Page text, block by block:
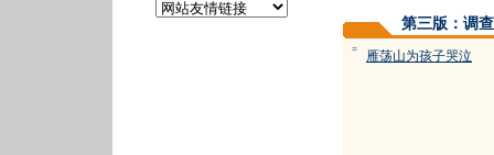
第三版：调查
= 雁荡山为孩子哭泣